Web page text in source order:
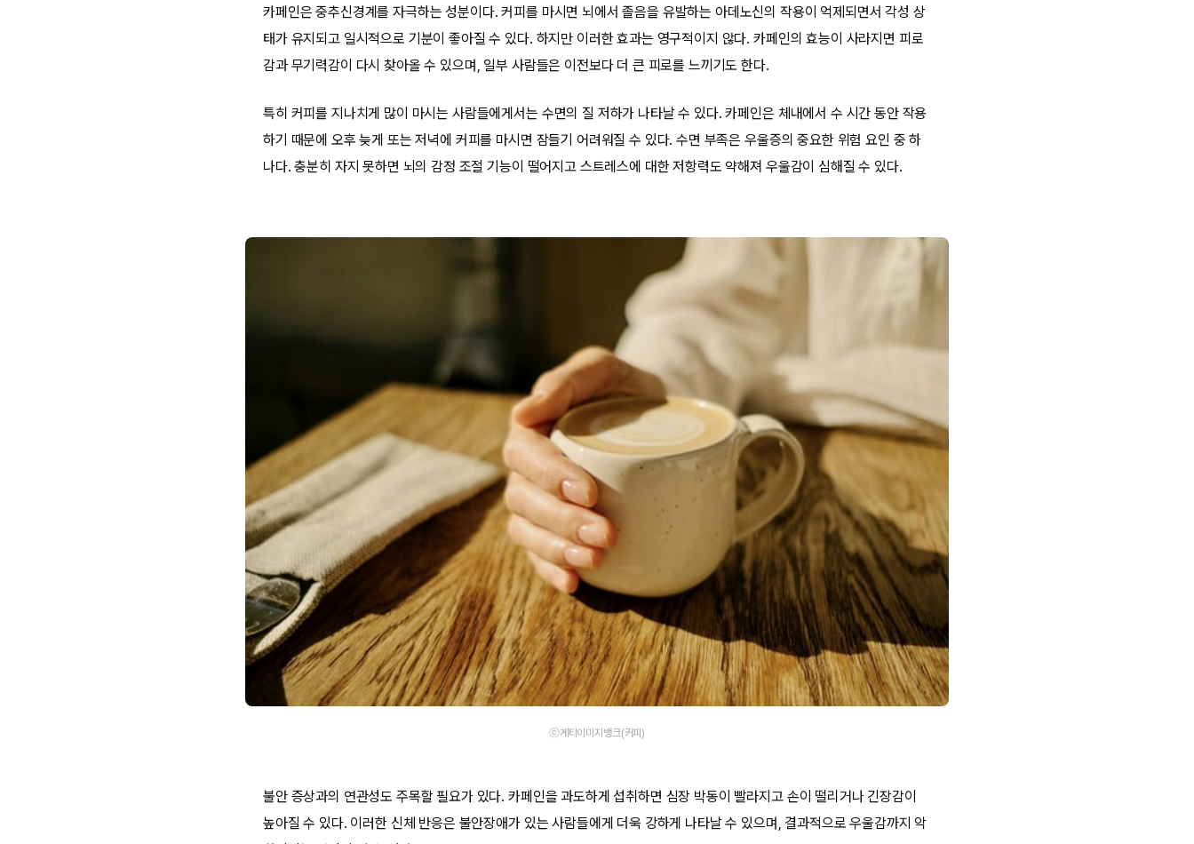
카페인은 중추신경계를 자극하는 성분이다. 커피를 마시면 뇌에서 졸음을 유발하는 아데노신의 작용이 억제되면서 각성 상
태가 유지되고 일시적으로 기분이 좋아질 수 있다. 하지만 이러한 효과는 영구적이지 않다. 카페인의 효능이 사라지면 피로
감과 무기력감이 다시 찾아올 수 있으며, 일부 사람들은 이전보다 더 큰 피로를 느끼기도 한다.
특히 커피를 지나치게 많이 마시는 사람들에게서는 수면의 질 저하가 나타날 수 있다. 카페인은 체내에서 수 시간 동안 작용
하기 때문에 오후 늦게 또는 저녁에 커피를 마시면 잠들기 어려워질 수 있다. 수면 부족은 우울증의 중요한 위험 요인 중 하
나다. 충분히 자지 못하면 뇌의 감정 조절 기능이 떨어지고 스트레스에 대한 저항력도 약해져 우울감이 심해질 수 있다.
ⓒ게티이미지뱅크(커피)
불안 증상과의 연관성도 주목할 필요가 있다. 카페인을 과도하게 섭취하면 심장 박동이 빨라지고 손이 떨리거나 긴장감이
높아질 수 있다. 이러한 신체 반응은 불안장애가 있는 사람들에게 더욱 강하게 나타날 수 있으며, 결과적으로 우울감까지 악